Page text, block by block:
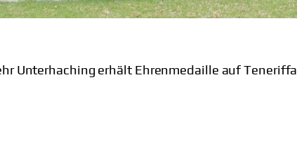
Unterhaching erhält Ehrenmedaille auf Teneriffa